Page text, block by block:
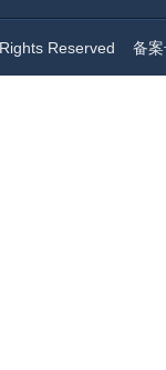
Rights Reserved 备